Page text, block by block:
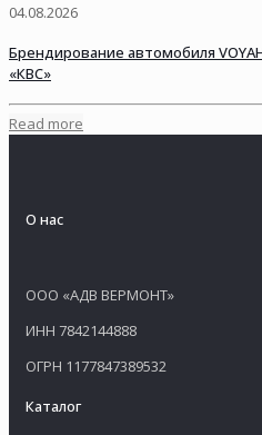
04.08.2026
Брендирование автомобиля
«КВС»
Read more
О нас
ООО «АДВ ВЕРМОНТ»
ИНН 7842144888
ОГРН 1177847389532
Каталог